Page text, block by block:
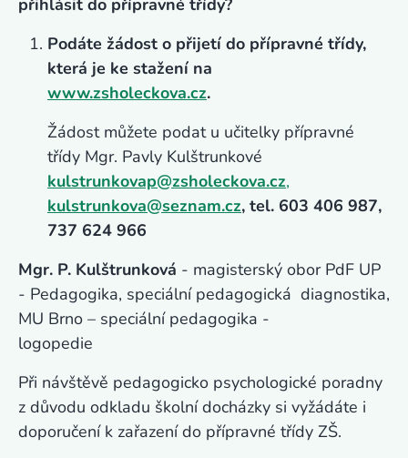
přihlásit do přípravné třídy?
Podáte žádost o přijetí do přípravné třídy,
která je ke stažení na
www.zsholeckova.cz.
Žádost můžete podat u učitelky přípravné
třídy Mgr. Pavly Kulštrunkové
kulstrunkovap@zsholeckova.cz,
kulstrunkova@seznam.cz, tel. 603 406 987,
737 624 966
Mgr. P. Kulštrunková - magisterský obor PdF UP
- Pedagogika, speciální pedagogická diagnostika,
MU Brno – speciální pedagogika -
logopedie
Při návštěvě pedagogicko psychologické poradny
z důvodu odkladu školní docházky si vyžádáte i
doporučení k zařazení do přípravné třídy ZŠ.